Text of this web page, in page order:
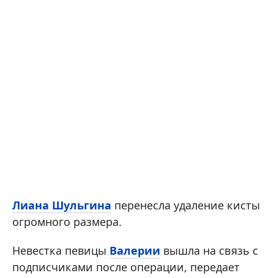
Лиана Шульгина перенесла удаление кисты
огромного размера.
Невестка певицы Валерии вышла на связь с
подписчиками после операции, передает